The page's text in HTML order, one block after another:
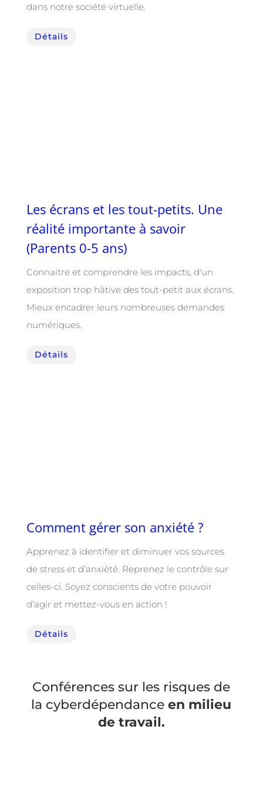
dans notre société virtuelle.
Détails
Les écrans et les tout-petits. Une
réalité importante à savoir
(Parents 0-5 ans)
Connaitre et comprendre les impacts, d'un
exposition trop hâtive des tout-petit aux écrans.
Mieux encadrer leurs nombreuses demandes
numériques.
Détails
Comment gérer son anxiété ?
Apprenez à identifier et diminuer vos sources
de stress et d’anxiété. Reprenez le contrôle sur
celles-ci. Soyez conscients de votre pouvoir
d’agir et mettez-vous en action !
Détails
Conférences sur les risques de
la cyberdépendanceen milieu
de travail.